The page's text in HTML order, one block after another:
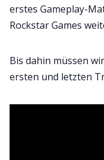
erstes Gameplay-
Rockstar Games
Bis dahin müssen
ersten und letzten